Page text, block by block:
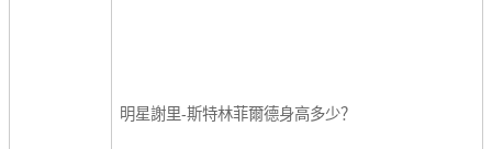
明星謝里-斯特林菲爾德身高多少？